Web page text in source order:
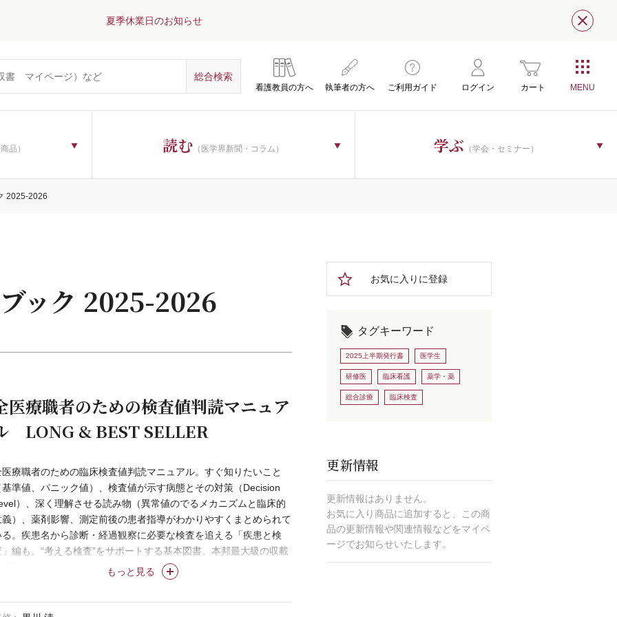
夏季休業日のお知らせ 閉じ
看護教員の方へ 執筆者の方へ ご利用ガイド ログイン カート
品） 読む （医学界新聞・コラム） 学ぶ （学会・セミナー）
2025-2026
ック 2025-2026
医療職者のための検査値判読マニュア
LONG & BEST SELLER
もっと見る
医療職者のための臨床検査値判読マニュアル。すぐ知りたいこと
基準値、パニック値）、検査値が示す病態とその対策（Decision
）、深く理解させる読み物（異常値のでるメカニズムと臨床的
義）、薬剤影響、測定前後の患者指導がわかりやすくまとめられて
る。疾患名から診断・経過観察に必要な検査を追える「疾患と検
」編も。“考える検査”をサポートする基本図書。本邦最大級の収載
お気に入りに登録
タグキーワード
2025上半期発行書 医学生
研修医 臨床看護 薬学・薬
総合診療 臨床検査
更新情報
更新情報はありません。
お気に入り商品に追加すると、この商
品の更新情報や関連情報などをマイペ
ージでお知らせいたします。